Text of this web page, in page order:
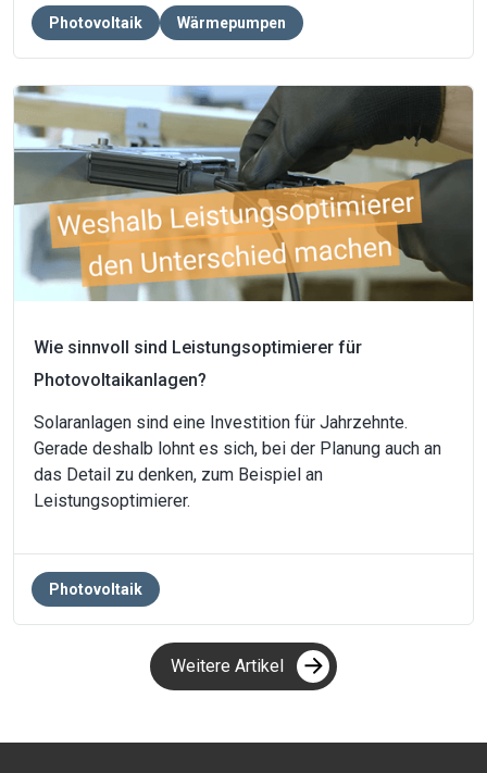
Photovoltaik Wärmepumpen
Wie sinnvoll sind Leistungsoptimierer für
Photovoltaikanlagen?
Solaranlagen sind eine Investition für Jahrzehnte.
Gerade deshalb lohnt es sich, bei der Planung auch an
das Detail zu denken, zum Beispiel an
Leistungsoptimierer.
Photovoltaik
Weitere Artikel